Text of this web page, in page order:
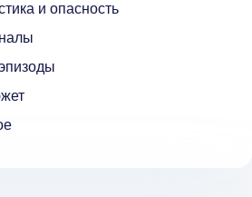
и опасность